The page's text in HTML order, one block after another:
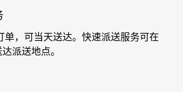
单，可当天送达。快速派送服务可在
派送地点。